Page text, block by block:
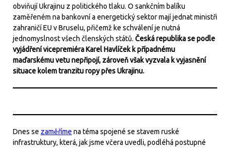
obviňují Ukrajinu z politického tlaku. O sankčním balíku
zaměřeném na bankovní a energetický sektor mají jednat ministři
zahraničí EU v Bruselu, přičemž ke schválení je nutná
jednomyslnost všech členských států. Česká republika se podle
vyjádření vicepremiéra Karel Havlíček k případnému
maďarskému vetu nepřipojí, zároveň však vyzvala k vyjasnění
situace kolem tranzitu ropy přes Ukrajinu.
Dnes se zaměříme na téma spojené se stavem ruské
infrastruktury, která, jak jsme včera uvedli, podléhá postupné